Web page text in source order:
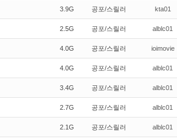
3.9G 공포/스릴러 kta01
2.5G 공포/스릴러 alblc01
4.0G 공포/스릴러 ioimovie
4.0G 공포/스릴러 alblc01
3.4G 공포/스릴러 alblc01
2.7G 공포/스릴러 alblc01
2.1G 공포/스릴러 alblc01